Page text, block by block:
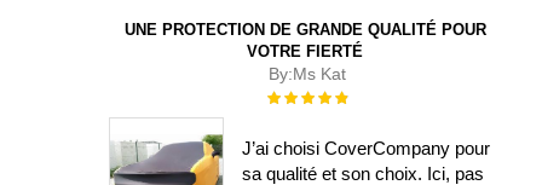
UNE PROTECTION DE GRANDE QUALITÉ POUR
VOTRE FIERTÉ
By:Ms Kat
Évaluation :
J’ai choisi CoverCompany pour
sa qualité et son choix. Ici, pas